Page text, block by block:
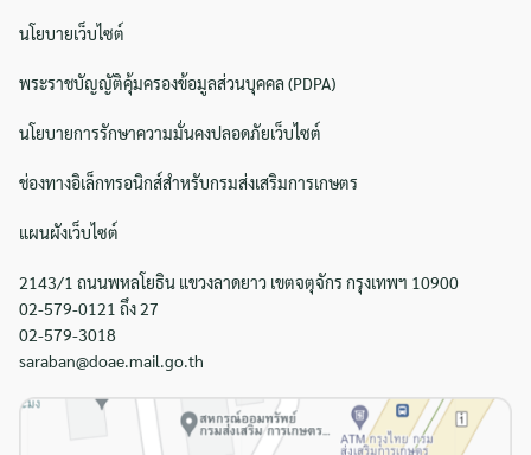
นโยบายเว็บไซต์
พระราชบัญญัติคุ้มครองข้อมูลส่วนบุคคล (PDPA)
นโยบายการรักษาความมั่นคงปลอดภัยเว็บไซต์
ช่องทางอิเล็กทรอนิกส์สำหรับกรมส่งเสริมการเกษตร
แผนผังเว็บไซต์
2143/1 ถนนพหลโยธิน แขวงลาดยาว เขตจตุจักร กรุงเทพฯ 10900
02-579-0121 ถึง 27
02-579-3018
saraban@doae.mail.go.th